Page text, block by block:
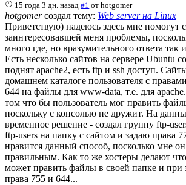
15 года 3 дн. назад #1 отhotgomer
hotgomerсоздал тему: Web server на Linux
Приветствую) надеюсь здесь мне помогут
заинтересовавшей меня проблемы,
много где, но вразумительного ответа так
Есть несколько сайтов на сервере Ubuntu
поднят apache2, есть ftp и ssh доступ.
домашнем каталоге пользователя с
644 на файлы для www-data, т.е. для apache.
том что бы пользователь мог править
поскольку с консолью не дружит. На
временное решение - создал группу ftp-
ftp-users на папку с сайтом и задаю права
нравится данный способ, посколько мне
правильным. Как то же хостеры делают что
может править файлы в своей папке и при
права 755 и 644...